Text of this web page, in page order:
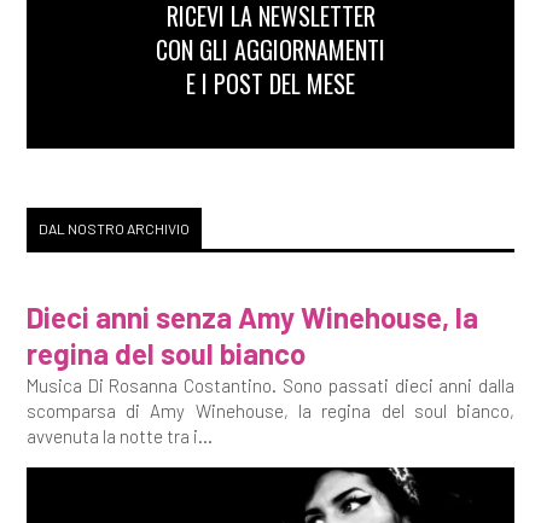
RICEVI LA NEWSLETTER
CON GLI AGGIORNAMENTI
E I POST DEL MESE
DAL NOSTRO ARCHIVIO
Dieci anni senza Amy Winehouse, la
regina del soul bianco
Musica Di Rosanna Costantino. Sono passati dieci anni dalla
scomparsa di Amy Winehouse, la regina del soul bianco,
avvenuta la notte tra i...